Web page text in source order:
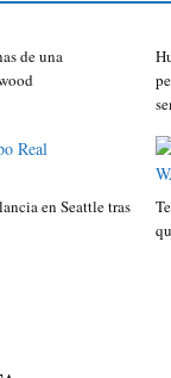
de una
en Seattle tras